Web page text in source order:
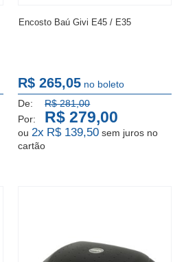
Encosto Baú Givi E45 / E35
R$ 265,05 no boleto
De:
R$ 281,00
Por:
R$ 279,00
ou 2x R$ 139,50 sem juros no
cartão